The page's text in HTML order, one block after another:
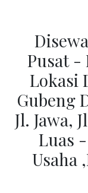
Pusat -
Lokasi
Gubeng
Jl. Jawa,
Luas
Usaha